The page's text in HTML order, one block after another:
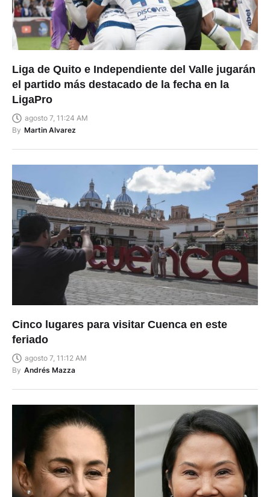
Liga de Quito e Independiente del Valle jugarán
el partido más destacado de la fecha en la
LigaPro
agosto 7, 11:24 AM
By Martin Alvarez
Cinco lugares para visitar Cuenca en este
feriado
agosto 7, 11:12 AM
By Andrés Mazza